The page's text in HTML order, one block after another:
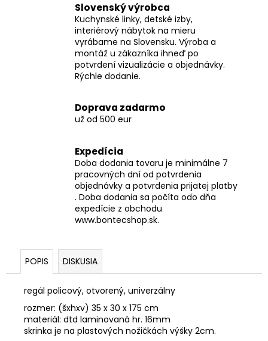
Slovenský výrobca
Kuchynské linky, detské izby,
interiérový nábytok na mieru
vyrábame na Slovensku. Výroba a
montáž u zákazníka ihneď po
potvrdení vizualizácie a objednávky.
Rýchle dodanie.
Doprava zadarmo
už od 500 eur
Expedícia
Doba dodania tovaru je minimálne 7
pracovných dní od potvrdenia
objednávky a potvrdenia prijatej platby
. Doba dodania sa počíta odo dňa
expedície z obchodu
www.bontecshop.sk.
POPIS DISKUSIA
regál policový, otvorený, univerzálny
rozmer: (šxhxv) 35 x 30 x 175 cm
materiál: dtd laminovaná hr. 16mm
skrinka je na plastových nožičkách výšky 2cm.